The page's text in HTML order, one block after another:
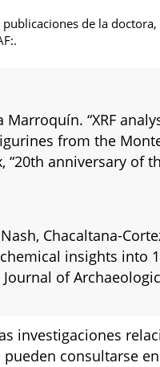
de la
Marroquín. “XRF
from the
anniversary of
Chacaltana-
insights into
of
investigaciones
consultarse